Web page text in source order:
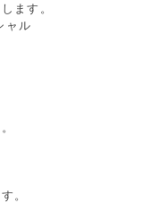
ます。
ャル
。